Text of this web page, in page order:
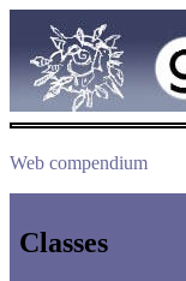
Web compendium
Classes